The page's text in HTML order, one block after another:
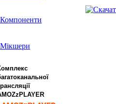
Компоненти
Мікшери